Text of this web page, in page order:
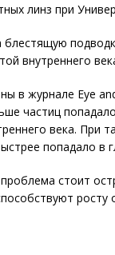
линз при
блестящую
внутреннего
в журнале Eye
частиц
века. При
попадало в
стоит